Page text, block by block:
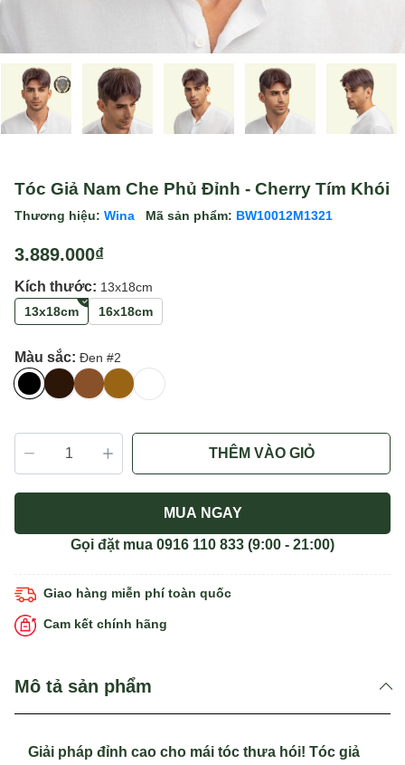
Tóc Giả Nam Che Phủ Đỉnh - Cherry Tím Khói
Thương hiệu: Wina Mã sản phẩm: BW10012M1321
3.889.000₫
Kích thước: 13x18cm
13x18cm
16x18cm
Màu sắc: Đen #2
THÊM VÀO GIỎ
MUA NGAY
Gọi đặt mua 0916 110 833 (9:00 - 21:00)
Giao hàng miễn phí toàn quốc
Cam kết chính hãng
Mô tả sản phẩm
Giải pháp đỉnh cao cho mái tóc thưa hói! Tóc giả